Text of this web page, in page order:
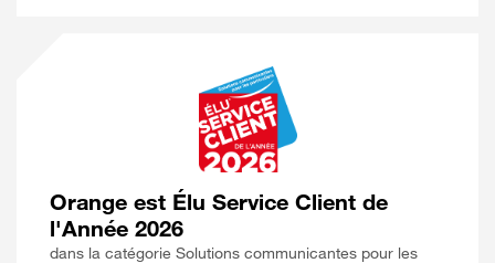
Orange est Élu Service Client de
l'Année 2026
dans la catégorie Solutions communicantes pour les